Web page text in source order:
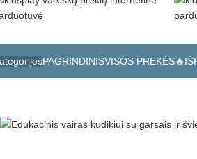
PAGRINDINISVISOS PREKĖS